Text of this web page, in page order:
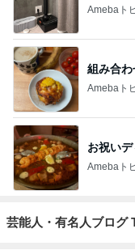
Amebaト
組み合
Amebaト
お祝い
Amebaト
芸能人・有名人ブログ